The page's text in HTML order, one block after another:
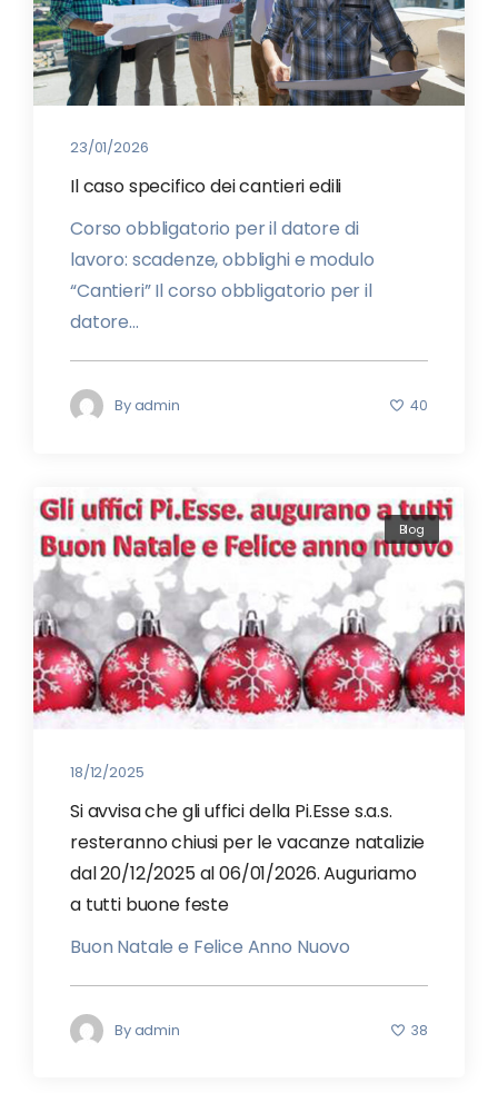
23/01/2026
Il caso specifico dei cantieri edili
Corso obbligatorio per il datore di
lavoro: scadenze, obblighi e modulo
“Cantieri” Il corso obbligatorio per il
datore...
Byadmin 40
Blog
18/12/2025
Si avvisa che gli uffici della Pi.Esse s.a.s.
resteranno chiusi per le vacanze natalizie
dal 20/12/2025 al 06/01/2026. Auguriamo
a tutti buone feste
Buon Natale e Felice Anno Nuovo
Byadmin 38